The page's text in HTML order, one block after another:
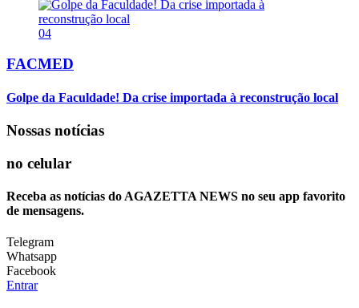
04
FACMED
Golpe da Faculdade! Da crise importada à reconstrução local
Nossas notícias
no celular
Receba as notícias do AGAZETTA NEWS no seu app favorito
de mensagens.
Telegram
Whatsapp
Facebook
Entrar